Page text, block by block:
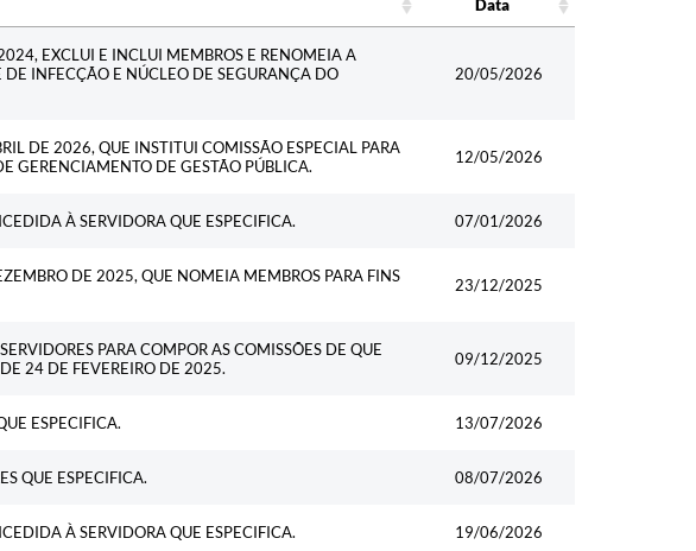
Data
EXCLUI E INCLUI MEMBROS E RENOMEIA A
INFECÇÃO E NÚCLEO DE SEGURANÇA DO
20/05/2026
DE 2026, QUE INSTITUI COMISSÃO ESPECIAL PARA
GERENCIAMENTO DE GESTÃO PÚBLICA.
12/05/2026
À SERVIDORA QUE ESPECIFICA. 07/01/2026
DE 2025, QUE NOMEIA MEMBROS PARA FINS
23/12/2025
PARA COMPOR AS COMISSÕES DE QUE
24 DE FEVEREIRO DE 2025.
09/12/2025
ESPECIFICA. 13/07/2026
QUE ESPECIFICA. 08/07/2026
À SERVIDORA QUE ESPECIFICA. 19/06/2026